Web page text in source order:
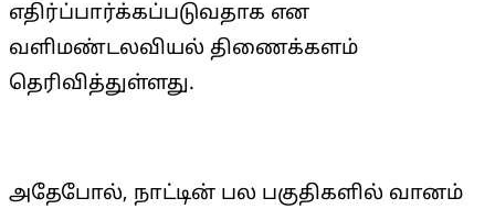
எதிர்ப்பார்க்கப்படுவதாக என
வளிமண்டலவியல் திணைக்களம்
தெரிவித்துள்ளது.
அதேபோல், நாட்டின் பல பகுதிகளில் வானம்